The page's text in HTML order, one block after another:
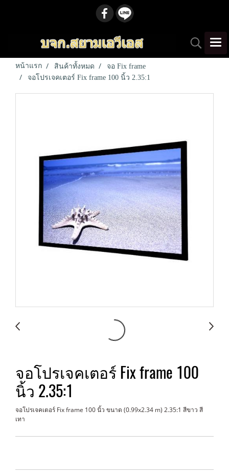
หน้าแรก สินค้าทั้งหมด
จอ Fix frame
จอโปรเจคเตอร์ Fix frame 100 นิ้ว 2.35:1
จอโปรเจคเตอร์ Fix frame 100
นิ้ว 2.35:1
จอโปรเจคเตอร์ Fix frame 100 นิ้ว ขนาด (0.99x2.34 m) 2.35:1 สีขาว สี
เทา